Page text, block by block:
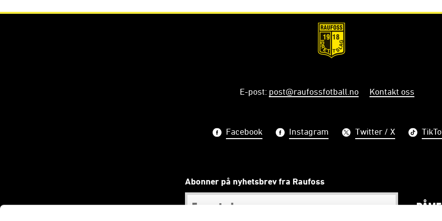
E-post: post@raufossfotball.no Kontakt oss
Facebook Instagram Twitter / X
Abonner på nyhetsbrev fra Raufoss